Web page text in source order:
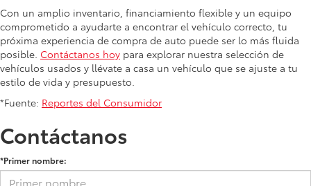
Con un amplio inventario, financiamiento flexible y un equipo
comprometido a ayudarte a encontrar el vehículo correcto, tu
próxima experiencia de compra de auto puede ser lo más fluida
posible. Contáctanos hoy para explorar nuestra selección de
vehículos usados y llévate a casa un vehículo que se ajuste a tu
estilo de vida y presupuesto.
*Fuente: Reportes del Consumidor
Contáctanos
*Primer nombre: